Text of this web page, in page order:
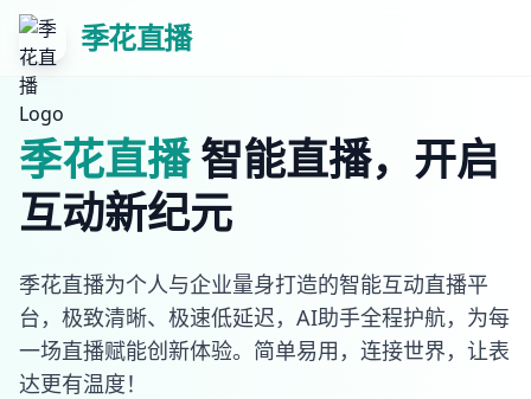
季花直播
季花直播 智能直播，开启
互动新纪元
季花直播为个人与企业量身打造的智能互动直播平
台，极致清晰、极速低延迟，AI助手全程护航，为每
一场直播赋能创新体验。简单易用，连接世界，让表
达更有温度！